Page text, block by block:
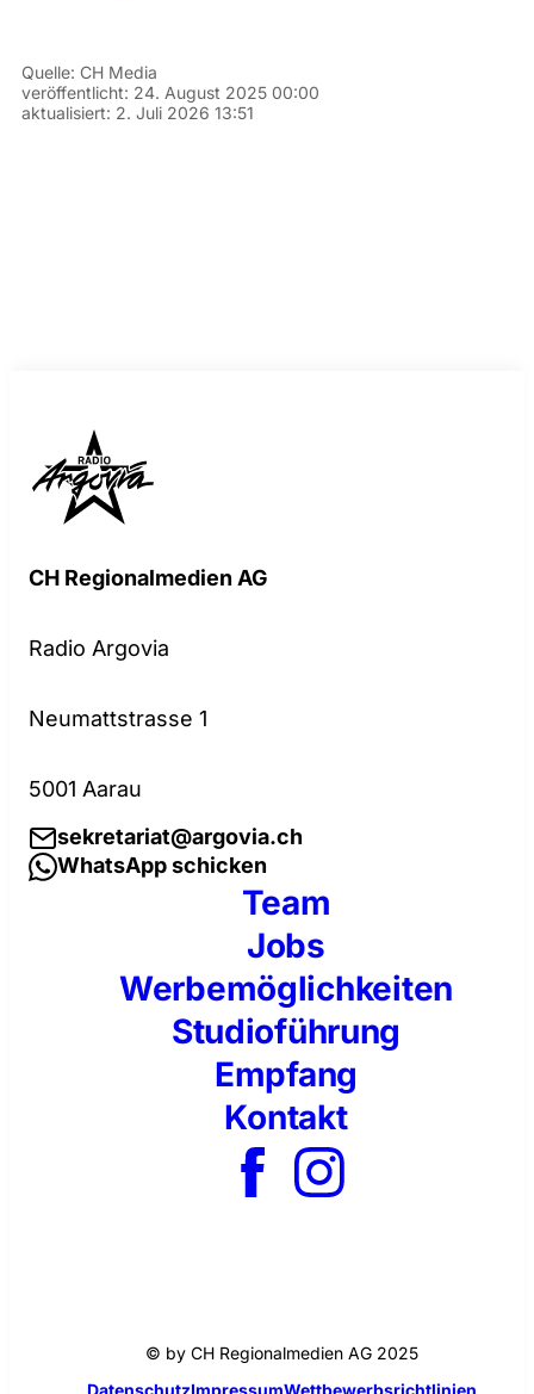
Quelle: CH Media
veröffentlicht: 24. August 2025 00:00
aktualisiert: 2. Juli 2026 13:51
CH Regionalmedien AG
Radio Argovia
Neumattstrasse 1
5001 Aarau
sekretariat@argovia.ch
WhatsApp schicken
Team
Jobs
Werbemöglichkeiten
Studioführung
Empfang
Kontakt
© by CH Regionalmedien AG 2025
DatenschutzImpressumWettbewerbsrichtlinien